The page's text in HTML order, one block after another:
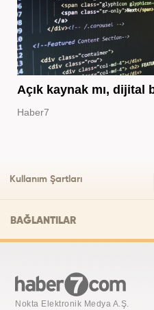
Açık kaynak mı, dijital
Haber7
Kullanım Şartları
BAĞLANTILAR
Nokta Elektronik Medya A.Ş.